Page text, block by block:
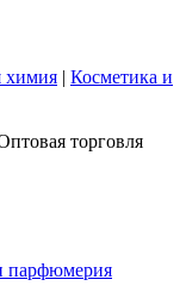
химия | Косметика и
торговля
парфюмерия